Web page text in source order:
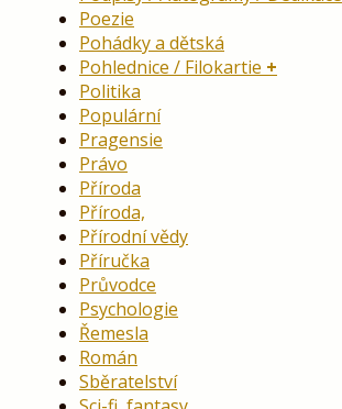
Poezie
Pohádky a dětská
Pohlednice / Filokartie
Politika
Populární
Pragensie
Právo
Příroda
Příroda,
Přírodní vědy
Příručka
Průvodce
Psychologie
Řemesla
Román
Sběratelství